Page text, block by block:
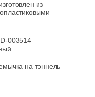
из
003514
на тоннель